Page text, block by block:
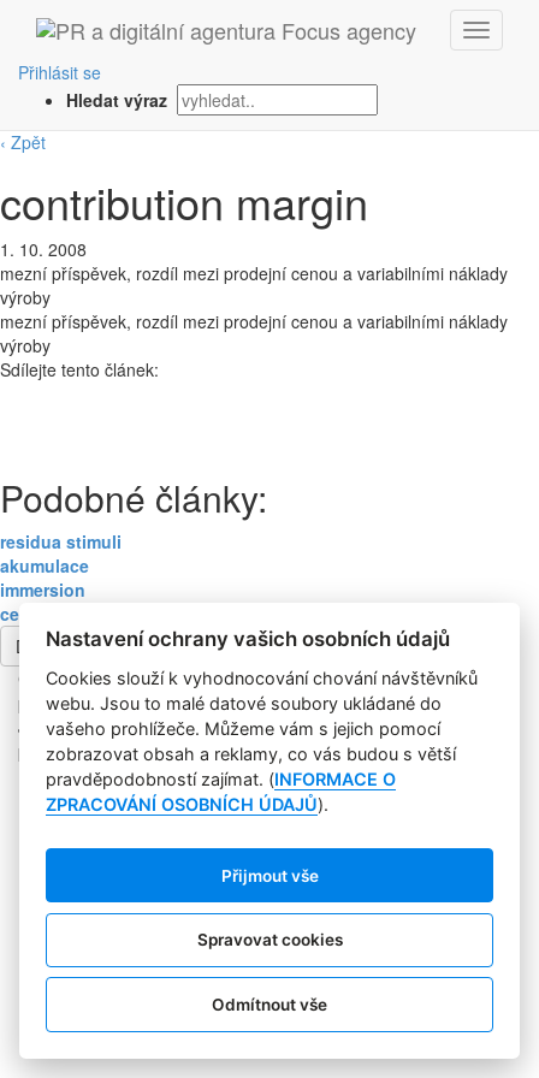
Přihlásit se
Hledat výraz
‹ Zpět
contribution margin
1. 10. 2008
mezní příspěvek, rozdíl mezi prodejní cenou a variabilními náklady
výroby
mezní příspěvek, rozdíl mezi prodejní cenou a variabilními náklady
výroby
Sdílejte tento článek:
Podobné články:
residua stimuli
akumulace
immersion
cents-off
Další článek
Copyright © 2004-2020 Focus Agency, s.r.o. Plné znění licenčních
podmínek. ISSN 1803-957X
Jakékoliv publikování, přebírání nebo šíření obsahu je bez
písemného souhlasu Focus Agency, s.r.o. zakázáno.
RSS 1
Štítky
Zpracování osobních údajů
Pro inzerenty
Kontakt
COOKIES
Nastavení ochrany vašich osobních údajů
Cookies slouží k vyhodnocování chování návštěvníků
webu. Jsou to malé datové soubory ukládané do
vašeho prohlížeče. Můžeme vám s jejich pomocí
zobrazovat obsah a reklamy, co vás budou s větší
pravděpodobností zajímat. (INFORMACE O
ZPRACOVÁNÍ OSOBNÍCH ÚDAJŮ).
Přijmout vše
Spravovat cookies
Odmítnout vše